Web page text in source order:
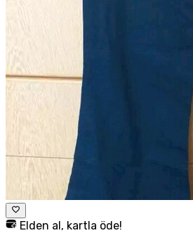
Elden al, kartla öde!